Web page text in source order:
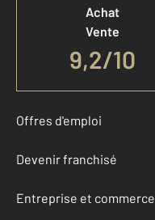
Achat
Vente
9,2/10
Offres d'emploi
Devenir franchisé
Entreprise et commerce